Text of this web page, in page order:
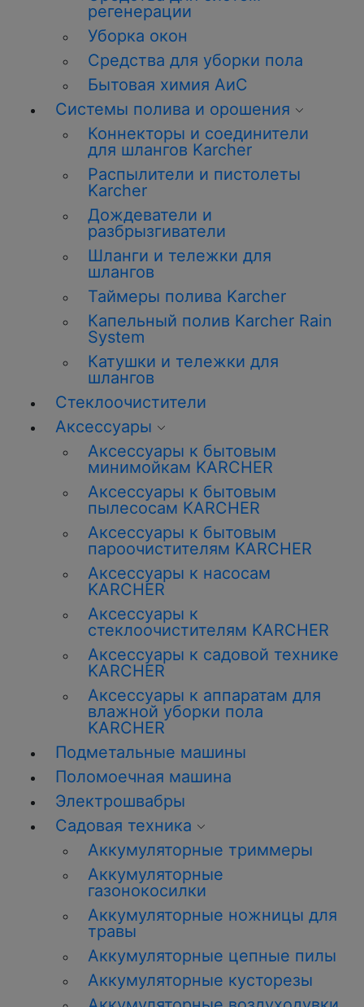
регенерации
Уборка окон
Средства для уборки пола
Бытовая химия АиС
Системы полива и орошения
Коннекторы и соединители
для шлангов Karcher
Распылители и пистолеты
Karcher
Дождеватели и
разбрызгиватели
Шланги и тележки для
шлангов
Таймеры полива Karcher
Капельный полив Karcher Rain
System
Катушки и тележки для
шлангов
Стеклоочистители
Аксессуары
Аксессуары к бытовым
минимойкам KARCHER
Аксессуары к бытовым
пылесосам KARCHER
Аксессуары к бытовым
пароочистителям KARCHER
Аксессуары к насосам
KARCHER
Аксессуары к
стеклоочистителям KARCHER
Аксессуары к садовой технике
KARCHER
Аксессуары к аппаратам для
влажной уборки пола
KARCHER
Подметальные машины
Поломоечная машина
Электрошвабры
Садовая техника
Аккумуляторные триммеры
Аккумуляторные
газонокосилки
Аккумуляторные ножницы для
травы
Аккумуляторные цепные пилы
Аккумуляторные кусторезы